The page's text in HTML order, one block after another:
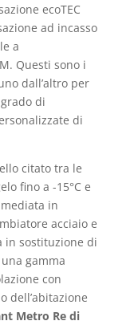
ecoTEC
ad incasso
a
Questi sono i
dall’altro per
di
di
citato tra le
fino a -15°C e
in
acciaio e
in sostituzione di
gamma
con
dell’abitazione
Metro Re di